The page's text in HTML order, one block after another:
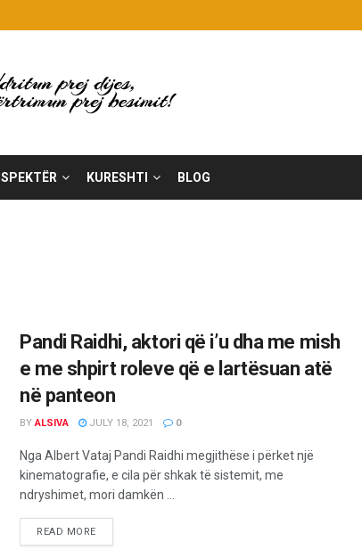
SPEKTËR KURESHTI BLOG
Pandi Raidhi, aktori që i’u dha me mish
e me shpirt roleve që e lartësuan atë
në panteon
BY ALSIVA JULY 18, 2021 0
Nga Albert Vataj Pandi Raidhi megjithëse i përket një
kinematografie, e cila për shkak të sistemit, me
ndryshimet, mori damkën ...
READ MORE